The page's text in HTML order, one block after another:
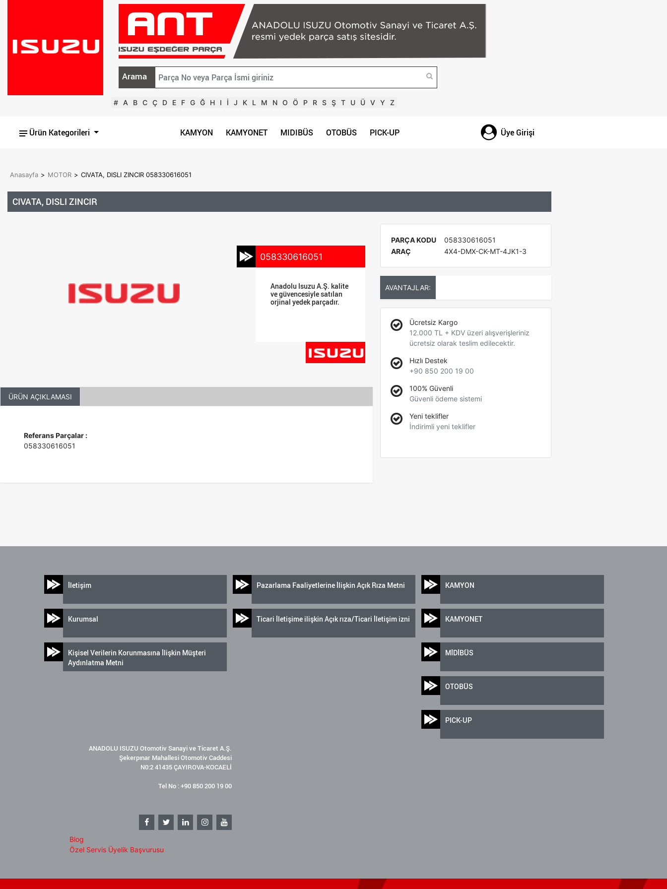
Arama
# A B C Ç D E F G Ğ H I İ J K L M N O Ö P R S Ş T U Ü V Y Z
Ürün Kategorileri KAMYON KAMYONET MIDIBÜS OTOBÜS PICK-UP Üye Girişi
Anasayfa > MOTOR > CIVATA, DISLI ZINCIR 058330616051
CIVATA, DISLI ZINCIR
058330616051
Anadolu Isuzu A.Ş. kalite
ve güvencesiyle satılan
orjinal yedek parçadır.
ÜRÜN AÇIKLAMASI
Referans Parçalar :
058330616051
PARÇA KODU
058330616051
ARAÇ
4X4-DMX-CK-MT-4JK1-3
AVANTAJLAR:
Ücretsiz Kargo
12.000 TL + KDV üzeri alışverişleriniz
ücretsiz olarak teslim edilecektir.
Hızlı Destek
+90 850 200 19 00
100% Güvenli
Güvenli ödeme sistemi
Yeni teklifler
İndirimli yeni teklifler
İletişim
Kurumsal
Kişisel Verilerin Korunmasına İlişkin Müşteri
Aydınlatma Metni
Pazarlama Faaliyetlerine İlişkin Açık Rıza Metni
Ticari İletişime ilişkin Açık rıza/Ticari İletişim izni
KAMYON
KAMYONET
MİDİBÜS
OTOBÜS
PICK-UP
ANADOLU ISUZU Otomotiv Sanayi ve Ticaret A.Ş.
Şekerpınar Mahallesi Otomotiv Caddesi
N0:2 41435 ÇAYIROVA-KOCAELİ
Tel No : +90 850 200 19 00
Blog
Özel Servis Üyelik Başvurusu